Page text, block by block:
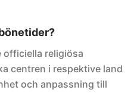
officiella religiösa
centren i respektive land
och anpassning till